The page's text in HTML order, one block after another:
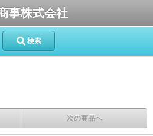
事株式会社
検索
次の商品へ